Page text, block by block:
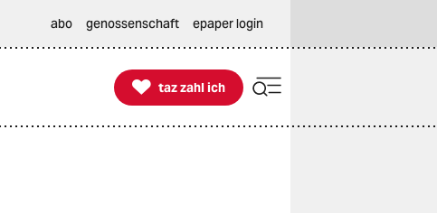
abo genossenschaft epaper login

taz zahl ich
taz zahl ich